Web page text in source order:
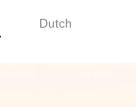
Dutch